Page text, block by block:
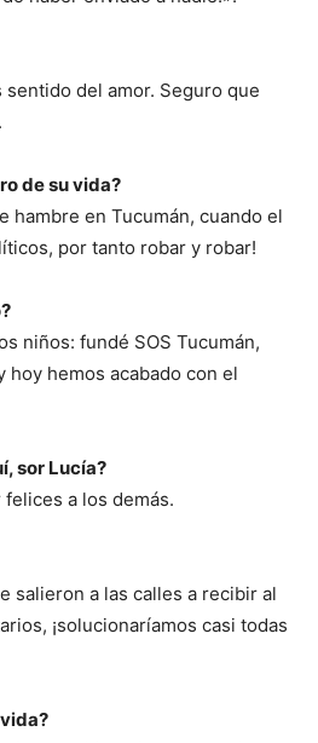
del amor. Seguro que
de su vida?
hambre en Tucumán, cuando el
por tanto robar y robar!
niños: fundé SOS Tucumán,
hoy hemos acabado con el
sor Lucía?
a los demás.
salieron a las calles a recibir al
¡solucionaríamos casi todas